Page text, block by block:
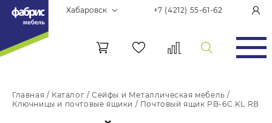
Хабаровск +7 (4212) 55-61-62
Главная / Каталог /Сейфы и Металлическая мебель /
Ключницы и почтовые ящики / Почтовый ящик PB-6C.KL RВ